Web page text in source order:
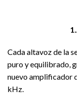
1.
Cada altavoz de la
puro y equilibrado,
nuevo amplificador
kHz.